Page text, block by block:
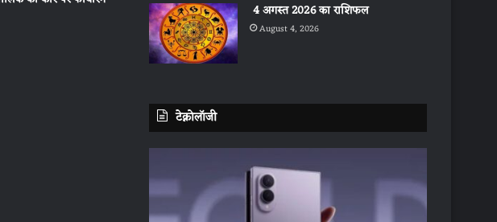
4 अगस्त 2026 का राशिफल
August 4, 2026
टेक्नोलॉजी